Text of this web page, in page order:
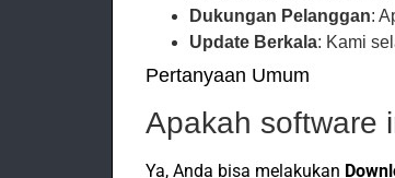
Dukungan Pelanggan:
Update Berkala: Kami
Pertanyaan Umum
Apakah software
Ya, Anda bisa melakukan